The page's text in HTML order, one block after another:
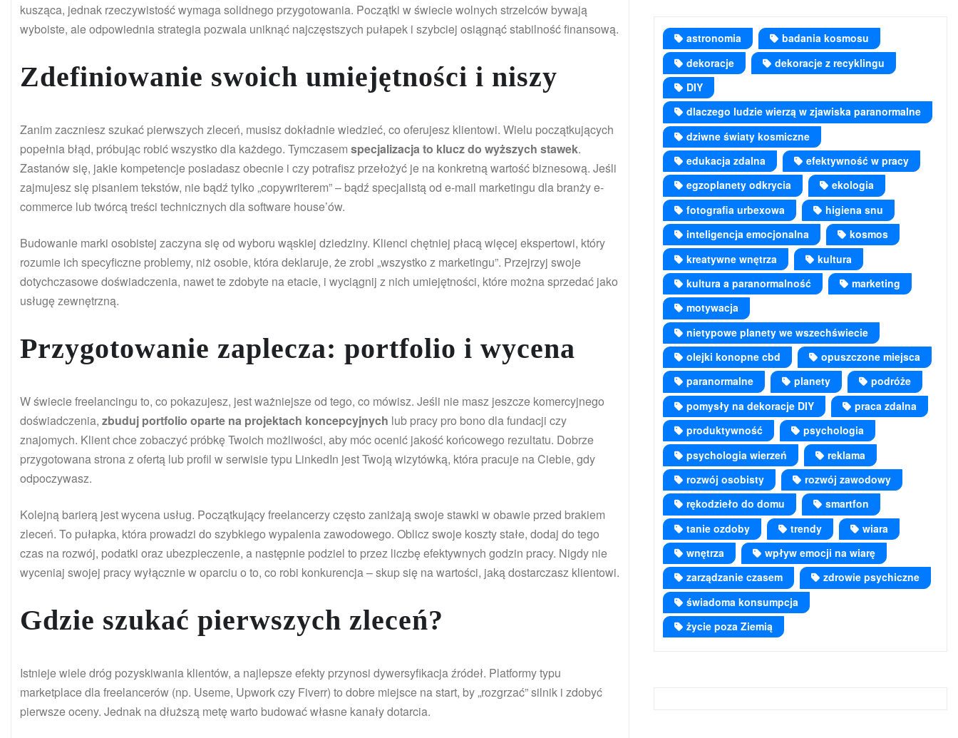
kusząca, jednak rzeczywistość wymaga solidnego przygotowania. Początki w świecie wolnych strzelców bywają
wyboiste, ale odpowiednia strategia pozwala uniknąć najczęstszych pułapek i szybciej osiągnąć stabilność finansową.
Zdefiniowanie swoich umiejętności i niszy
Zanim zaczniesz szukać pierwszych zleceń, musisz dokładnie wiedzieć, co oferujesz klientowi. Wielu początkujących
popełnia błąd, próbując robić wszystko dla każdego. Tymczasem specjalizacja to klucz do wyższych stawek.
Zastanów się, jakie kompetencje posiadasz obecnie i czy potrafisz przełożyć je na konkretną wartość biznesową. Jeśli
zajmujesz się pisaniem tekstów, nie bądź tylko „copywriterem” – bądź specjalistą od e-mail marketingu dla branży e-
commerce lub twórcą treści technicznych dla software house’ów.
Budowanie marki osobistej zaczyna się od wyboru wąskiej dziedziny. Klienci chętniej płacą więcej ekspertowi, który
rozumie ich specyficzne problemy, niż osobie, która deklaruje, że zrobi „wszystko z marketingu”. Przejrzyj swoje
dotychczasowe doświadczenia, nawet te zdobyte na etacie, i wyciągnij z nich umiejętności, które można sprzedać jako
usługę zewnętrzną.
Przygotowanie zaplecza: portfolio i wycena
W świecie freelancingu to, co pokazujesz, jest ważniejsze od tego, co mówisz. Jeśli nie masz jeszcze komercyjnego
doświadczenia, zbuduj portfolio oparte na projektach koncepcyjnych lub pracy pro bono dla fundacji czy
znajomych. Klient chce zobaczyć próbkę Twoich możliwości, aby móc ocenić jakość końcowego rezultatu. Dobrze
przygotowana strona z ofertą lub profil w serwisie typu LinkedIn jest Twoją wizytówką, która pracuje na Ciebie, gdy
odpoczywasz.
Kolejną barierą jest wycena usług. Początkujący freelancerzy często zaniżają swoje stawki w obawie przed brakiem
zleceń. To pułapka, która prowadzi do szybkiego wypalenia zawodowego. Oblicz swoje koszty stałe, dodaj do tego
czas na rozwój, podatki oraz ubezpieczenie, a następnie podziel to przez liczbę efektywnych godzin pracy. Nigdy nie
wyceniaj swojej pracy wyłącznie w oparciu o to, co robi konkurencja – skup się na wartości, jaką dostarczasz klientowi.
Gdzie szukać pierwszych zleceń?
Istnieje wiele dróg pozyskiwania klientów, a najlepsze efekty przynosi dywersyfikacja źródeł. Platformy typu
marketplace dla freelancerów (np. Useme, Upwork czy Fiverr) to dobre miejsce na start, by „rozgrzać” silnik i zdobyć
pierwsze oceny. Jednak na dłuższą metę warto budować własne kanały dotarcia.
astronomia
badania kosmosu
dekoracje
dekoracje z recyklingu
DIY
dlaczego ludzie wierzą w zjawiska paranormalne
dziwne światy kosmiczne
edukacja zdalna
efektywność w pracy
egzoplanety odkrycia
ekologia
fotografia urbexowa
higiena snu
inteligencja emocjonalna
kosmos
kreatywne wnętrza
kultura
kultura a paranormalność
marketing
motywacja
nietypowe planety we wszechświecie
olejki konopne cbd
opuszczone miejsca
paranormalne
planety
podróże
pomysły na dekoracje DIY
praca zdalna
produktywność
psychologia
psychologia wierzeń
reklama
rozwój osobisty
rozwój zawodowy
rękodzieło do domu
smartfon
tanie ozdoby
trendy
wiara
wnętrza
wpływ emocji na wiarę
zarządzanie czasem
zdrowie psychiczne
świadoma konsumpcja
życie poza Ziemią